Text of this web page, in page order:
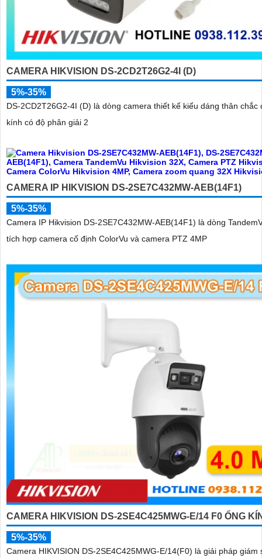
CAMERA HIKVISION DS-2CD2T26G2-4I (D)
5%-35%
DS-2CD2T26G2-4I (D) là dòng camera thiết kế kiểu dáng thân chắc
kính có độ phân giải 2
CAMERA IP HIKVISION DS-2SE7C432MW-AEB(14F1)
5%-35%
Camera IP Hikvision DS-2SE7C432MW-AEB(14F1) là dòng
tích hợp camera cố định ColorVu và camera PTZ 4MP
CAMERA HIKVISION DS-2SE4C425MWG-E/14 F0 ỐNG
5%-35%
Camera HIKVISION DS-2SE4C425MWG-E/14(F0) là giải pháp giám